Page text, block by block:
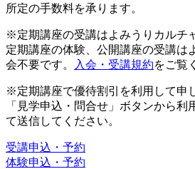
所定の手数料を承ります。
※定期講座の受講はよみうりカルチ
定期講座の体験、公開講座の受講は
会不要です。
入会・受講規約をご覧
※定期講座で優待割引を利用して申
「見学申込・問合せ」ボタンから利
て送信してください。
受講申込・予約
体験申込・予約